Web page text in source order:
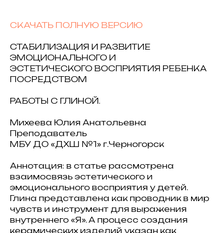
СКАЧАТЬ ПОЛНУЮ ВЕРСИЮ
СТАБИЛИЗАЦИЯ И РАЗВИТИЕ
ЭМОЦИОНАЛЬНОГО И
ЭСТЕТИЧЕСКОГО ВОСПРИЯТИЯ РЕБЕНКА
ПОСРЕДСТВОМ
РАБОТЫ С ГЛИНОЙ.
Михеева Юлия Анатольевна
Преподаватель
МБУ ДО «ДХШ №1» г.Черногорск
Аннотация: в статье рассмотрена
взаимосвязь эстетического и
эмоционального восприятия у детей.
Глина представлена как проводник в мир
чувств и инструмент для выражения
внутреннего «Я». А процесс создания
керамических изделий указан как